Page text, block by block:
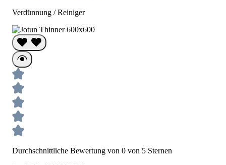
Verdünnung / Reiniger
Durchschnittliche Bewertung von 0 von 5 Sternen